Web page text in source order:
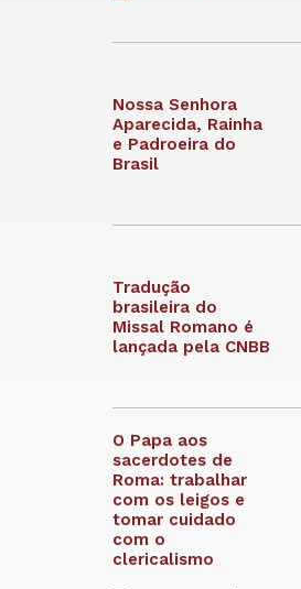
Nossa Senhora
Aparecida, Rainha
e Padroeira do
Brasil
Tradução
brasileira do
Missal Romano é
lançada pela CNBB
O Papa aos
sacerdotes de
Roma: trabalhar
com os leigos e
tomar cuidado
com o
clericalismo